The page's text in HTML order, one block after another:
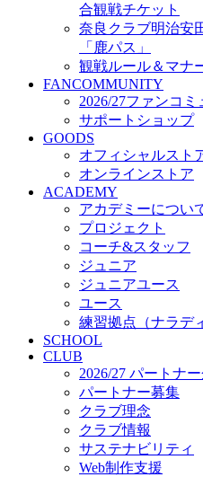
練習拠点（ナラデ
SCHOOL
2026/27 パートナー
パートナー募集
クラブ理念
クラブ情報
サステナビリティ
Web制作支援
応援プロジェクト
合観戦チケット
奈良クラブ明治安
「鹿パス」
観戦ルール＆マナ
FANCOMMUNITY
2026/27ファンコミ
サポートショップ
GOODS
オフィシャルスト
オンラインストア
ACADEMY
アカデミーについ
プロジェクト
コーチ&スタッフ
ジュニア
ジュニアユース
ユース
練習拠点（ナラデ
SCHOOL
CLUB
2026/27 パートナ
パートナー募集
クラブ理念
クラブ情報
サステナビリティ
Web制作支援